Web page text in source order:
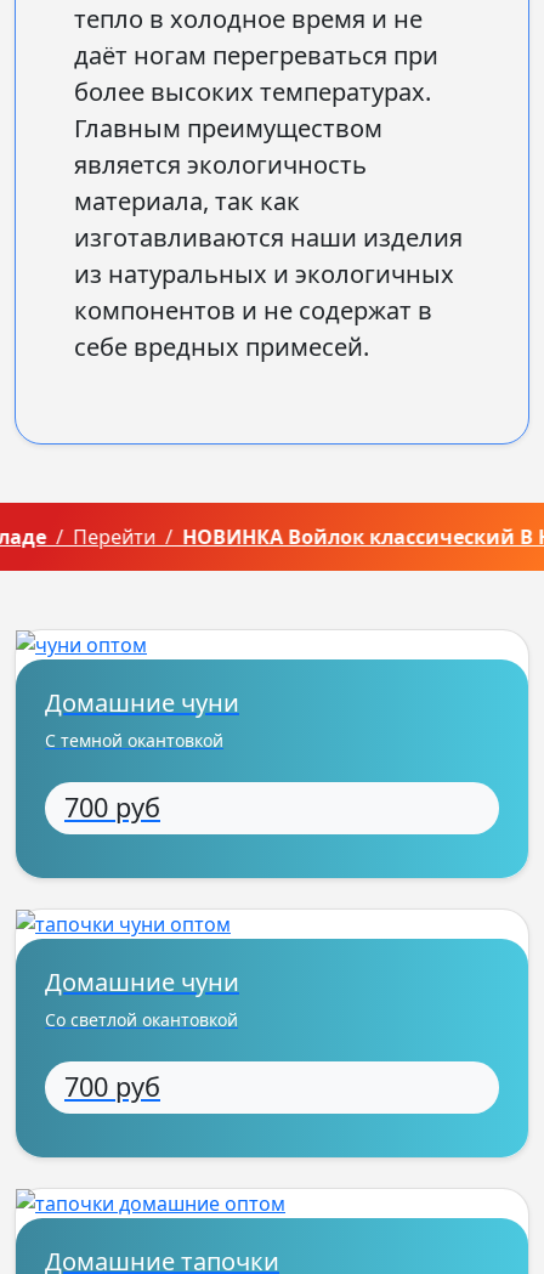
тепло в холодное время и не
даёт ногам перегреваться при
более высоких температурах.
Главным преимуществом
является экологичность
материала, так как
изготавливаются наши изделия
из натуральных и экологичных
компонентов и не содержат в
себе вредных примесей.
/ Перейти /НОВИНКА Войлок классический В
Домашние чуни
С темной окантовкой
700 руб
Домашние чуни
Со светлой окантовкой
700 руб
Домашние тапочки